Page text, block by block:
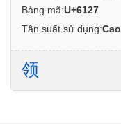
Bảng mã:U+6127
Tần suất sử dụng:Cao
领